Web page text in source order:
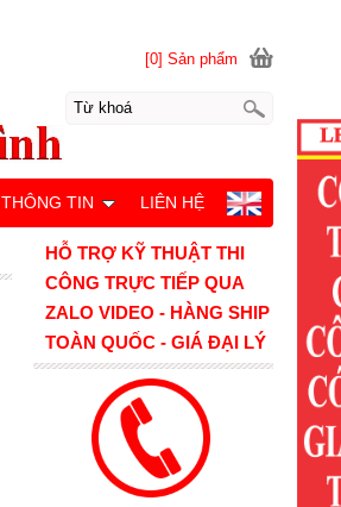
HỖ TRỢ KỸ THUẬT THI
CÔNG TRỰC TIẾP QUA
ZALO VIDEO - HÀNG SHIP
TOÀN QUỐC - GIÁ ĐẠI LÝ
[0] Sản phẩm
THÔNG TIN LIÊN HỆ